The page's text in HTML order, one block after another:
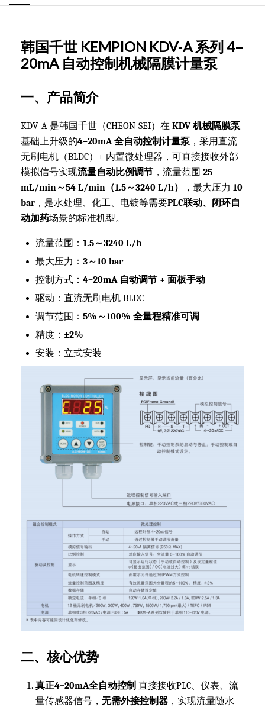
韩国千世 KEMPION KDV‑A 系列 4–
20mA 自动控制机械隔膜计量泵
一、产品简介
KDV‑A 是韩国千世（CHEON‑SEI）在 KDV 机械隔膜泵
基础上升级的4–20mA 全自动控制计量泵 ，采用直流
无刷电机（BLDC）+ 内置微处理器，可直接接收外部
模拟信号实现流量自动比例调节 ，流量范围 25
mL/min～54 L/min（1.5～3240 L/h）
，最大压力 10
bar，是水处理、化工、电镀等需要PLC联动、闭环自
动加药场景的标准机型。
流量范围： 1.5～3240 L/h
最大压力： 3～10 bar
控制方式： 4–20mA 自动调节 + 面板手动
驱动：直流无刷电机 BLDC
调节范围： 5%～100% 全量程精准可调
精度： ±2%
安装：立式安装
二、核心优势
真正4–20mA全自动控制 直接接收PLC、仪表、流
量传感器信号， 无需外接控制器 ，实现流量随水